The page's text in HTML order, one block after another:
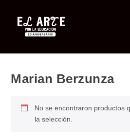
Marian Berzunza
No se encontraron productos
la selección.